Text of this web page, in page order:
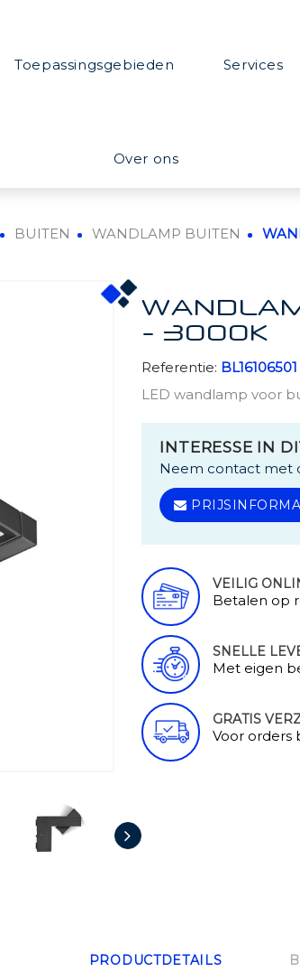
Toepassingsgebieden Services
Over ons
BUITEN WANDLAMP BUITEN
- 3000K
Referentie: BL16106501
LED wandlamp voor
INTERESSE IN
Neem contact met
VEILIG
Betalen op
SNELLE
Met eigen
GRATIS
Voor orders
PRODUCTDETAILS